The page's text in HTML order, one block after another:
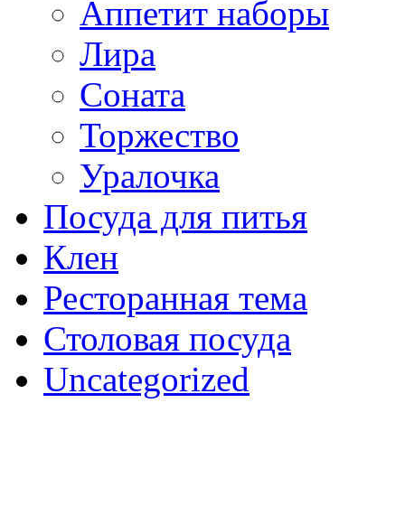
Аппетит наборы
Лира
Соната
Торжество
Уралочка
Посуда для питья
Клен
Ресторанная тема
Столовая посуда
Uncategorized